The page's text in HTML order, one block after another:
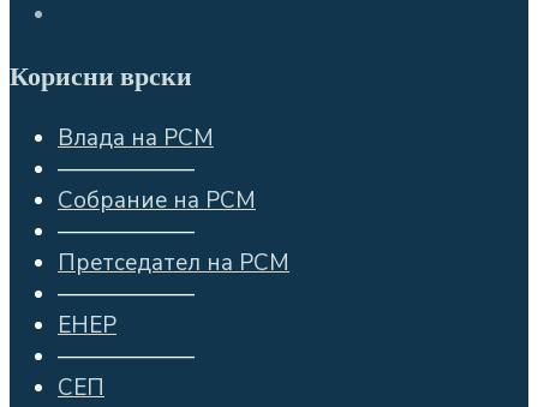
Корисни врски
Влада на РСМ
——————
Собрание на РСМ
——————
Претседател на РСМ
——————
ЕНЕР
——————
СЕП